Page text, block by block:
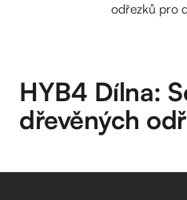
odřezků pro
HYB4 Dílna:
dřevěných